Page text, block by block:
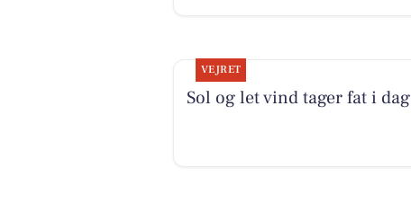
VEJRET
Sol og let vind tager fat i dag